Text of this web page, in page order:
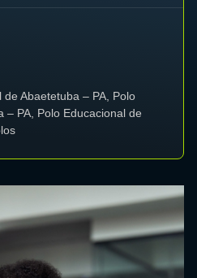
Abaetetuba – PA, Polo
– PA, Polo Educacional de